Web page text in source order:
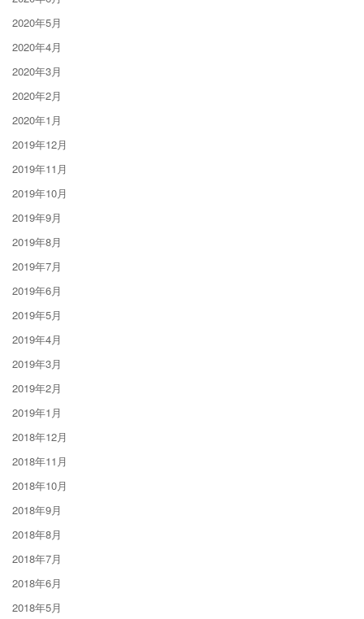
2020年5月
2020年4月
2020年3月
2020年2月
2020年1月
2019年12月
2019年11月
2019年10月
2019年9月
2019年8月
2019年7月
2019年6月
2019年5月
2019年4月
2019年3月
2019年2月
2019年1月
2018年12月
2018年11月
2018年10月
2018年9月
2018年8月
2018年7月
2018年6月
2018年5月